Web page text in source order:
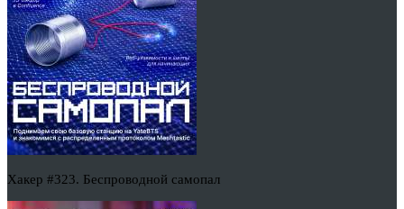
Хакер #323. Беспроводной самопал